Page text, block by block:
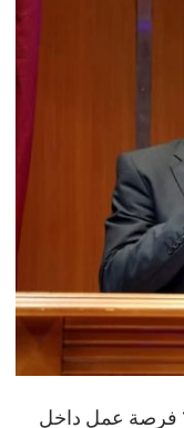
محافظ الشرقية:يعلن عن توفير 1837 فرصة عمل داخل